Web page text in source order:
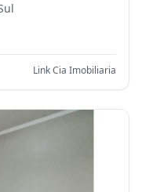
Link Cia Imobiliaria